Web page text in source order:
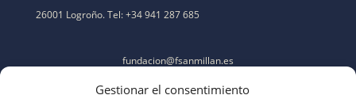
Gestionar el consentimiento
26001 Logroño. Tel: +34 941 287 685
fundacion@fsanmillan.es